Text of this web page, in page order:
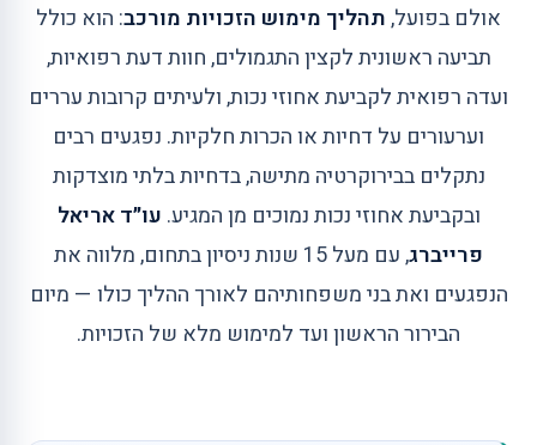
אולם בפועל,תהליך מימוש הזכויות מורכב: הוא כולל
תביעה ראשונית לקצין התגמולים, חוות דעת רפואיות,
ועדה רפואית לקביעת אחוזי נכות, ולעיתים קרובות עררים
וערעורים על דחיות או הכרות חלקיות. נפגעים רבים
נתקלים בבירוקרטיה מתישה, בדחיות בלתי מוצדקות
ובקביעת אחוזי נכות נמוכים מן המגיע. עו״ד אריאל
פרייברג
, עם מעל 15 שנות ניסיון בתחום, מלווה את
הנפגעים ואת בני משפחותיהם לאורך ההליך כולו — מיום
הבירור הראשון ועד למימוש מלא של הזכויות.